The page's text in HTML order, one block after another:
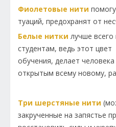
Фиолетовые нити
туаций, предохранят от
Белые нитки лучше
студентам, ведь этот цвет
обучения, делает
открытым всему новому,
Три шерстяные нити
закрученные на запястье